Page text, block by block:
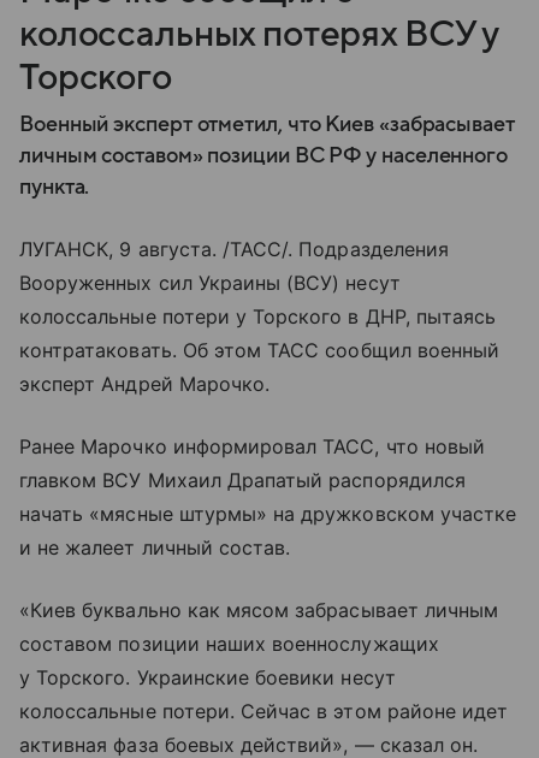
колоссальных потерях ВСУ у
Торского
Военный эксперт отметил, что Киев «забрасывает
личным составом» позиции ВС РФ у населенного
пункта.
ЛУГАНСК, 9 августа. /ТАСС/. Подразделения
Вооруженных сил Украины (ВСУ) несут
колоссальные потери у Торского в ДНР, пытаясь
контратаковать. Об этом ТАСС сообщил военный
эксперт Андрей Марочко.
Ранее Марочко информировал ТАСС, что новый
главком ВСУ Михаил Драпатый распорядился
начать «мясные штурмы» на дружковском участке
и не жалеет личный состав.
«Киев буквально как мясом забрасывает личным
составом позиции наших военнослужащих
у Торского. Украинские боевики несут
колоссальные потери. Сейчас в этом районе идет
активная фаза боевых действий», — сказал он.